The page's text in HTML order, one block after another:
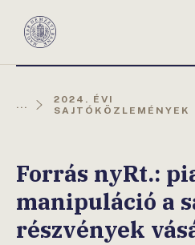
Magyar
...
2024. ÉVI
SAJTÓKÖZLEMÉNYEK
Forrás nyRt.:
manipuláció a
részvények